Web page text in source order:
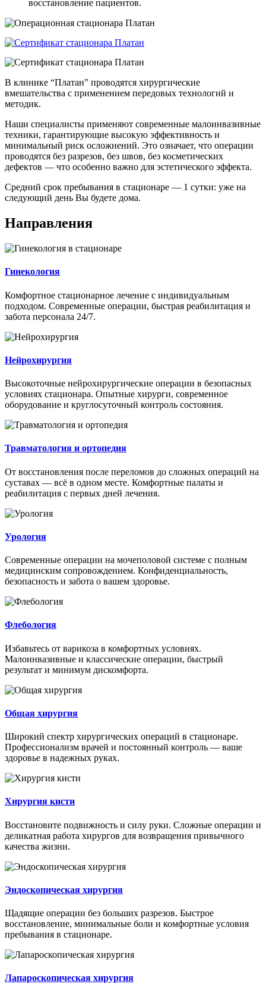
восстановление пациентов.
В клинике “Платан” проводятся хирургические
вмешательства с применением передовых технологий и
методик.
Наши специалисты применяют современные малоинвазивные
техники, гарантирующие высокую эффективность и
минимальный риск осложнений. Это означает, что операции
проводятся без разрезов, без швов, без косметических
дефектов — что особенно важно для эстетического эффекта.
Cредний срок пребывания в стационаре — 1 сутки: уже на
следующий день Вы будете дома.
Направления
Гинекология
Комфортное стационарное лечение с индивидуальным
подходом. Современные операции, быстрая реабилитация и
забота персонала 24/7.
Нейрохирургия
Высокоточные нейрохирургические операции в безопасных
условиях стационара. Опытные хирурги, современное
оборудование и круглосуточный контроль состояния.
Травматология и ортопедия
От восстановления после переломов до сложных операций на
суставах — всё в одном месте. Комфортные палаты и
реабилитация с первых дней лечения.
Урология
Современные операции на мочеполовой системе с полным
медицинским сопровождением. Конфиденциальность,
безопасность и забота о вашем здоровье.
Флебология
Избавьтесь от варикоза в комфортных условиях.
Малоинвазивные и классические операции, быстрый
результат и минимум дискомфорта.
Общая хирургия
Широкий спектр хирургических операций в стационаре.
Профессионализм врачей и постоянный контроль — ваше
здоровье в надежных руках.
Хирургия кисти
Восстановите подвижность и силу руки. Сложные операции и
деликатная работа хирургов для возвращения привычного
качества жизни.
Эндоскопическая хирургия
Щадящие операции без больших разрезов. Быстрое
восстановление, минимальные боли и комфортные условия
пребывания в стационаре.
Лапароскопическая хирургия